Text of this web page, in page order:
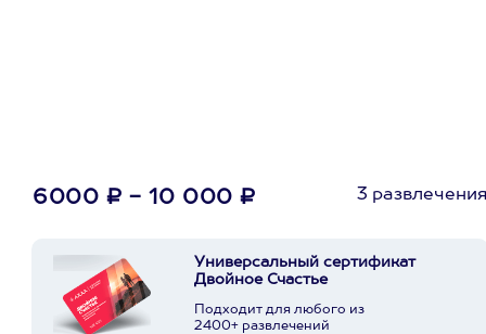
6000 ₽ - 10 000 ₽ 3
Универсальный сертификат
Двойное Счастье
Подходит для любого из
2400+ развлечений